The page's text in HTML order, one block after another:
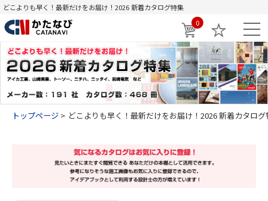
どこよりも早く！最新だけをお届け！2026 新着カタログ特集
0
トップページ どこよりも早く！最新だけをお届け！2026 新着カタログ